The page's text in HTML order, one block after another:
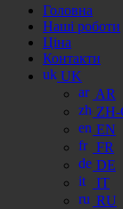
Перейти
содержанию
Головна
Наші роботи
Ціна
Контакти
UK
AR
ZH-
EN
FR
DE
IT
RU